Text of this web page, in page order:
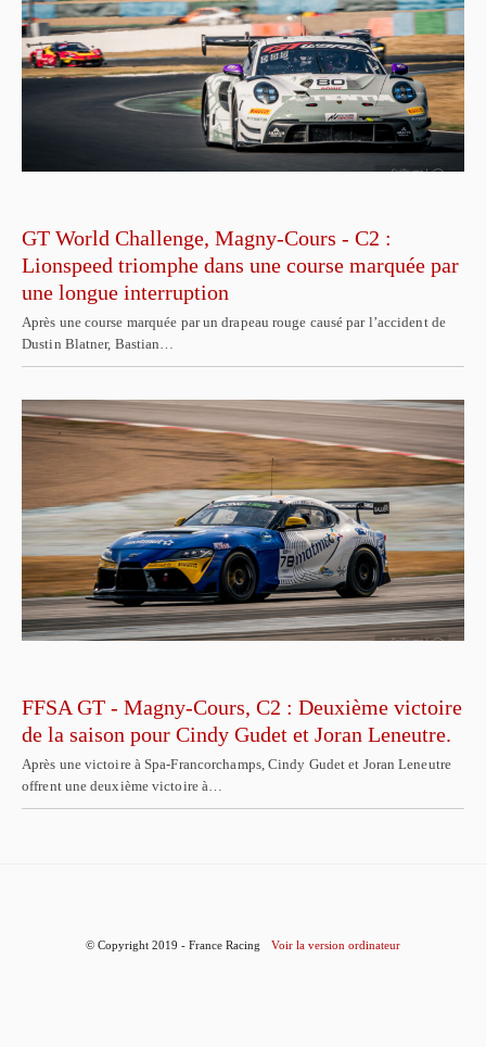
GT World Challenge, Magny-Cours - C2 :
Lionspeed triomphe dans une course marquée par
une longue interruption
Après une course marquée par un drapeau rouge causé par l’accident de
Dustin Blatner, Bastian…
FFSA GT - Magny-Cours, C2 : Deuxième victoire
de la saison pour Cindy Gudet et Joran Leneutre.
Après une victoire à Spa-Francorchamps, Cindy Gudet et Joran Leneutre
offrent une deuxième victoire à…
© Copyright 2019 - France Racing Voir la version ordinateur